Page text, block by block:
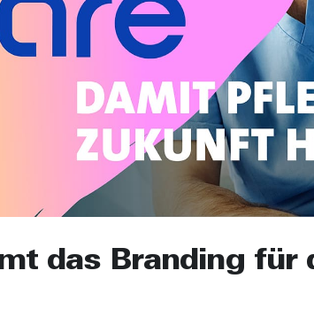
das Branding für